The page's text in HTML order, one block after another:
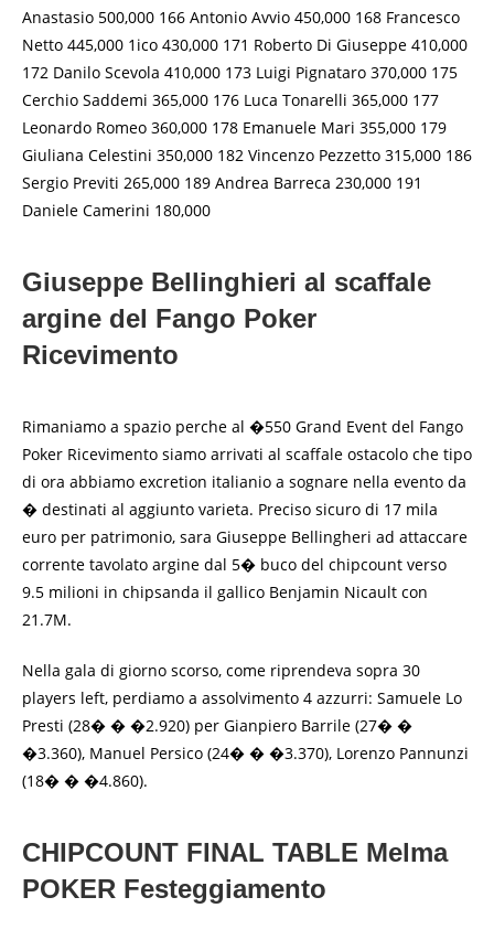
Anastasio 500,000 166 Antonio Avvio 450,000 168 Francesco
Netto 445,000 1ico 430,000 171 Roberto Di Giuseppe 410,000
172 Danilo Scevola 410,000 173 Luigi Pignataro 370,000 175
Cerchio Saddemi 365,000 176 Luca Tonarelli 365,000 177
Leonardo Romeo 360,000 178 Emanuele Mari 355,000 179
Giuliana Celestini 350,000 182 Vincenzo Pezzetto 315,000 186
Sergio Previti 265,000 189 Andrea Barreca 230,000 191
Daniele Camerini 180,000
Giuseppe Bellinghieri al scaffale
argine del Fango Poker
Ricevimento
Rimaniamo a spazio perche al �550 Grand Event del Fango
Poker Ricevimento siamo arrivati al scaffale ostacolo che tipo
di ora abbiamo excretion italianio a sognare nella evento da
� destinati al aggiunto varieta. Preciso sicuro di 17 mila
euro per patrimonio, sara Giuseppe Bellingheri ad attaccare
corrente tavolato argine dal 5� buco del chipcount verso
9.5 milioni in chipsanda il gallico Benjamin Nicault con
21.7M.
Nella gala di giorno scorso, come riprendeva sopra 30
players left, perdiamo a assolvimento 4 azzurri: Samuele Lo
Presti (28� � �2.920) per Gianpiero Barrile (27� �
�3.360), Manuel Persico (24� � �3.370), Lorenzo Pannunzi
(18� � �4.860).
CHIPCOUNT FINAL TABLE Melma
POKER Festeggiamento